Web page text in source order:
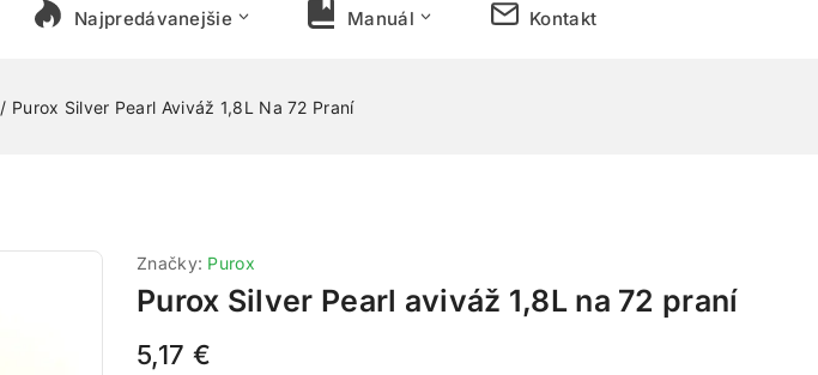
Najpredávanejšie Manuál Kontakt
/ Purox Silver Pearl Aviváž 1,8L Na 72 Praní
Značky: Purox
Purox Silver Pearl aviváž 1,8L na 72 praní
5,17 €
8 produktov predaných za posledných 4 hodín